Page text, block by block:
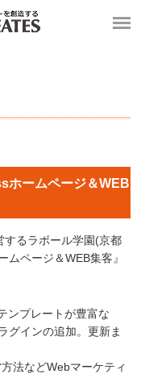
ホームページ＆WEB
するラボール学園(京都
ページ＆WEB集客』
ンプレートが豊富な
グインの追加。更新ま
法などWebマーケティ